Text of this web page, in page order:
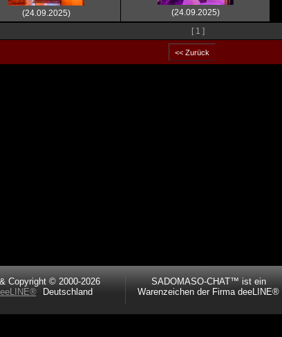
(24.09.2025)
(24.09.2025)
[ 1 ]
Copyright © 2000-2026
Deutschland
SADOMASO-CHAT™ ist ein
Warenzeichen der Firma deeLINE®